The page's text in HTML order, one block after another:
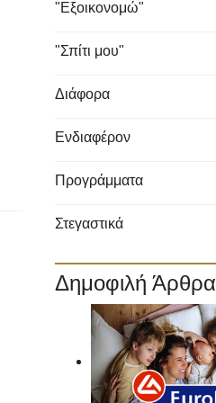
"Εξοικονομώ"
"Σπίτι μου"
Διάφορα
Ενδιαφέρον
Προγράμματα
Στεγαστικά
Δημοφιλή Άρθρα